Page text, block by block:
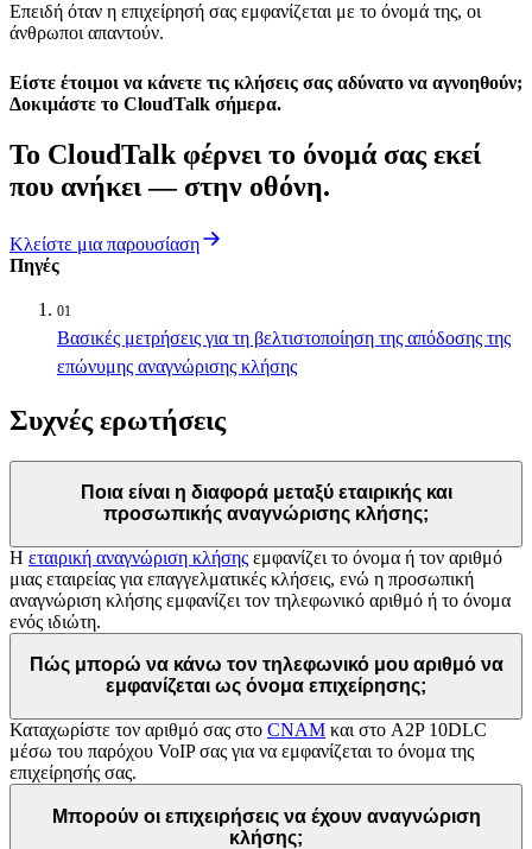
Επειδή όταν η επιχείρησή σας εμφανίζεται με το όνομά της, οι
άνθρωποι απαντούν.
Είστε έτοιμοι να κάνετε τις κλήσεις σας αδύνατο να αγνοηθούν;
Δοκιμάστε το CloudTalk σήμερα.
Το CloudTalk φέρνει το όνομά σας εκεί
που ανήκει — στην οθόνη.
Κλείστε μια παρουσίαση
Πηγές
01
Βασικές μετρήσεις για τη βελτιστοποίηση της απόδοσης της
επώνυμης αναγνώρισης κλήσης
Συχνές ερωτήσεις
Ποια είναι η διαφορά μεταξύ εταιρικής και
προσωπικής αναγνώρισης κλήσης;
Η εταιρική αναγνώριση κλήσης εμφανίζει το όνομα ή τον αριθμό
μιας εταιρείας για επαγγελματικές κλήσεις, ενώ η προσωπική
αναγνώριση κλήσης εμφανίζει τον τηλεφωνικό αριθμό ή το όνομα
ενός ιδιώτη.
Πώς μπορώ να κάνω τον τηλεφωνικό μου αριθμό να
εμφανίζεται ως όνομα επιχείρησης;
Καταχωρίστε τον αριθμό σας στο CNAM και στο A2P 10DLC
μέσω του παρόχου VoIP σας για να εμφανίζεται το όνομα της
επιχείρησής σας.
Μπορούν οι επιχειρήσεις να έχουν αναγνώριση
κλήσης;